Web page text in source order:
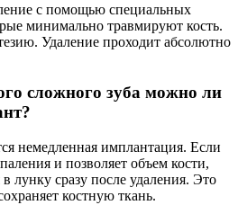
с помощью специальных
минимально травмируют кость.
Удаление проходит абсолютно
сложного зуба можно ли
немедленная имплантация. Если
и позволяет объем кости,
лунку сразу после удаления. Это
костную ткань.